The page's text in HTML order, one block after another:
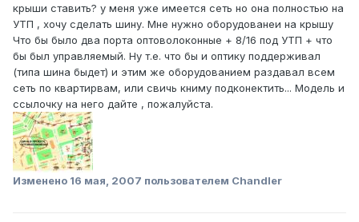
крыши ставить? у меня уже имеется сеть но она полностью на
УТП , хочу сделать шину. Мне нужно оборудованеи на крышу
Что бы было два порта оптоволоконные + 8/16 под УТП + что
бы был управляемый. Ну т.е. что бы и оптику поддерживал
(типа шина быдет) и этим же оборудованием раздавал всем
сеть по квартирвам, или свичь книму подконектить... Модель и
ссылочку на него дайте , пожалуйста.
Изменено 16 мая, 2007 пользователем Chandler